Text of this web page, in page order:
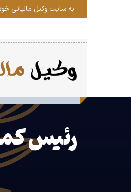
به سایت وکیل مالیاتی
رئیس